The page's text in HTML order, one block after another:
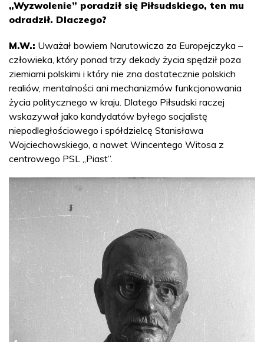
„Wyzwolenie” poradził się Piłsudskiego, ten mu
odradził. Dlaczego?
M.W.: Uważał bowiem Narutowicza za Europejczyka –
człowieka, który ponad trzy dekady życia spędził poza
ziemiami polskimi i który nie zna dostatecznie polskich
realiów, mentalności ani mechanizmów funkcjonowania
życia politycznego w kraju. Dlatego Piłsudski raczej
wskazywał jako kandydatów byłego socjalistę
niepodległościowego i spółdzielcę Stanisława
Wojciechowskiego, a nawet Wincentego Witosa z
centrowego PSL „Piast”.